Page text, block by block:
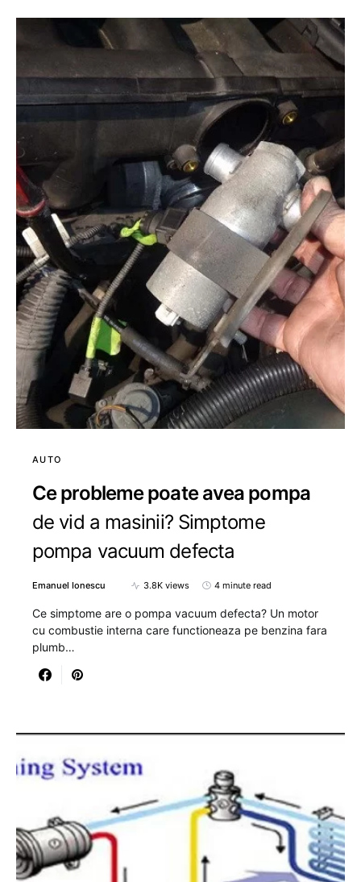
AUTO
Ce probleme poate avea pompa
de vid a masinii? Simptome
pompa vacuum defecta
Emanuel Ionescu 3.8K views 4 minute read
Ce simptome are o pompa vacuum defecta? Un motor
cu combustie interna care functioneaza pe benzina fara
plumb…